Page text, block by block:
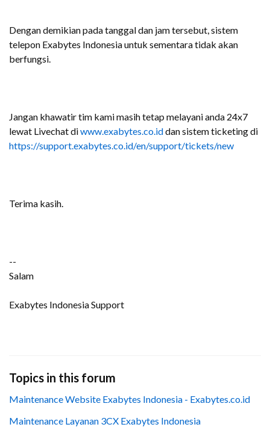
Dengan demikian pada tanggal dan jam tersebut, sistem
telepon Exabytes Indonesia untuk sementara tidak akan
berfungsi.
Jangan khawatir tim kami masih tetap melayani anda 24x7
lewat Livechat diwww.exabytes.co.iddan sistem ticketing di
https://support.exabytes.co.id/en/support/tickets/new
Terima kasih.
--
Salam
Exabytes Indonesia Support
Topics in this forum
Maintenance Website Exabytes Indonesia - Exabytes.co.id
Maintenance Layanan 3CX Exabytes Indonesia